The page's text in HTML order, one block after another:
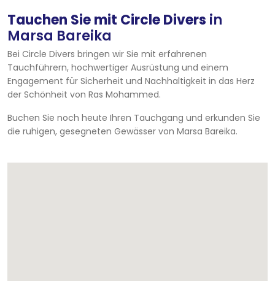
Tauchen Sie mit Circle Divers in
Marsa Bareika
Bei Circle Divers bringen wir Sie mit erfahrenen
Tauchführern, hochwertiger Ausrüstung und einem
Engagement für Sicherheit und Nachhaltigkeit in das Herz
der Schönheit von Ras Mohammed.
Buchen Sie noch heute Ihren Tauchgang und erkunden Sie
die ruhigen, gesegneten Gewässer von Marsa Bareika.